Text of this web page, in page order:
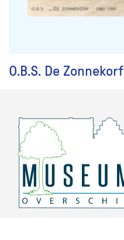
O.B.S. De Zonnekorf